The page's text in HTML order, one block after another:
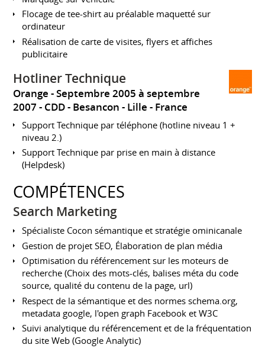
Flocage de tee-shirt au préalable maquetté sur
ordinateur
Réalisation de carte de visites, flyers et affiches
publicitaire
Hotliner Technique
Orange
Septembre 2005 à septembre
2007 CDD Besancon - Lille France
Support Technique par téléphone (hotline niveau 1 +
niveau 2.)
Support Technique par prise en main à distance
(Helpdesk)
COMPÉTENCES
Search Marketing
Spécialiste Cocon sémantique et stratégie ominicanale
Gestion de projet SEO, Élaboration de plan média
Optimisation du référencement sur les moteurs de
recherche (Choix des mots-clés, balises méta du code
source, qualité du contenu de la page, url)
Respect de la sémantique et des normes schema.org,
metadata google, l'open graph Facebook et W3C
Suivi analytique du référencement et de la fréquentation
du site Web (Google Analytic)